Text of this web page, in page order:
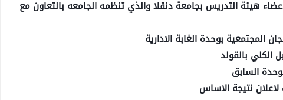
هيئة التدريس بجامعة دنقلا والذي تنظمه الجامعه بالتعاون مع
المجتمعية بوحدة الغابة الادارية
الكلي بالقولد
السابق
لاعلان نتيجة الاساس